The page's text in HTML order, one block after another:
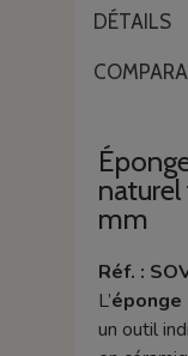
DÉTAILS
naturel
mm
Réf. :
L’
un outil